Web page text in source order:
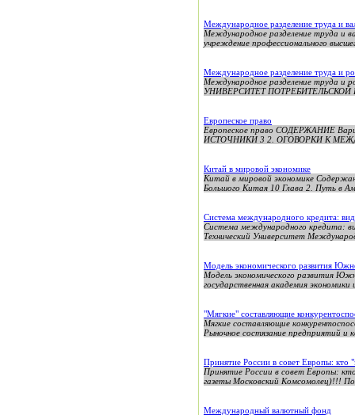
Международное разделение труда и
Международное разделение труда и
учреждение профессионального
Международное разделение труда и
Международное разделение
УНИВЕРСИТЕТ
Европеское право
Европеское право СОДЕРЖАНИЕ
ИСТОЧНИКИ 3 2. ОГОВОРКИ К
Китай в мировой экономике
Китай в мировой экономике
Большого Китая 10 Глава 2. Путь в
Система международного кредита:
Система международного кредита:
Технический Университет
Модель экономического развития
Модель экономического развития
государственная академия
"Мягкие" составляющие
Мягкие составляющие
Рыночное состязание предприятий и
Принятие России в совет Европы: кто
Принятие России в совет Европы:
газеты Московский Комсомолец)!!!
Международный валютный фонд